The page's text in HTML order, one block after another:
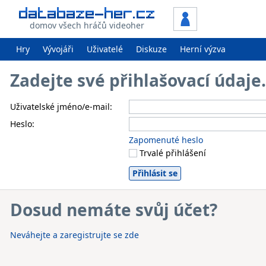
domov všech hráčů videoher
Hry Vývojáři Uživatelé Diskuze Herní výzva
Zadejte své přihlašovací
Uživatelské jméno/e-mail:
Heslo:
Zapomenuté heslo
Trvalé přihlášení
Dosud nemáte svůj účet?
Neváhejte a zaregistrujte se zde